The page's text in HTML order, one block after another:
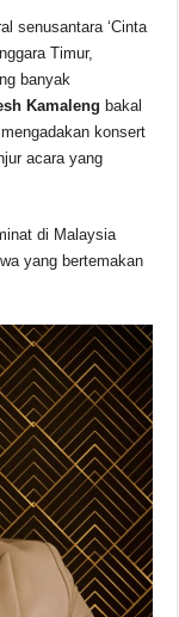
senusantara ‘Cinta
Timur,
banyak
Kamaleng bakal
konsert
acara yang
di Malaysia
yang bertemakan